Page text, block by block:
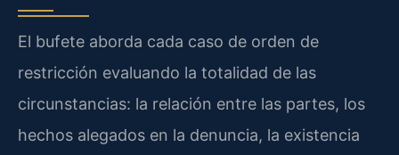
El bufete aborda cada caso de orden de
restricción evaluando la totalidad de las
circunstancias: la relación entre las partes, los
hechos alegados en la denuncia, la existencia